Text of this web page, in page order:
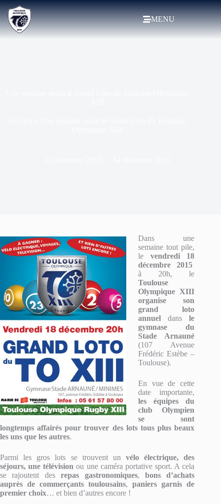
MENU
Dans une
semaine tout pile,
le vendredi 18
décembre 2015
à 20h, le
Toulouse
Olympique XIII
organise son
grand loto
annuel dansle
gymnase du
Stade Arnauné
(107 Avenue
Frédéric Estèbe –
Toulouse).
En vue de cette
date importante,
les équipes du
club Olympien
se sont
longtemps affairés pour trouver des lots tous plus beaux
les uns que les autres.
Parmi les gros lots se trouvent un vélo électrique, des
séjours, une télévision ou une caméra portative sport. A cela
se rajoutent desrepas gastronomiques, bons d’achats
auprès de commerçants toulousains,paniers garnis de
premier choix… et bien d’autres encore !